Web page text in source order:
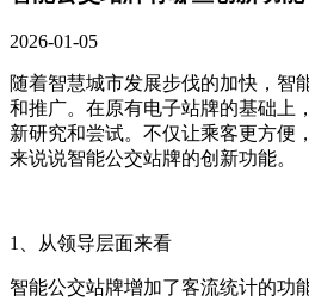
2026-01-05
随着智慧城市发展步伐的加快，智
和推广。在原有电子站牌的基础上
新研究和尝试。不仅让乘客更方便
来说说智能公交站牌的创新功能。
1、从领导层面来看
智能公交站牌增加了客流统计的功